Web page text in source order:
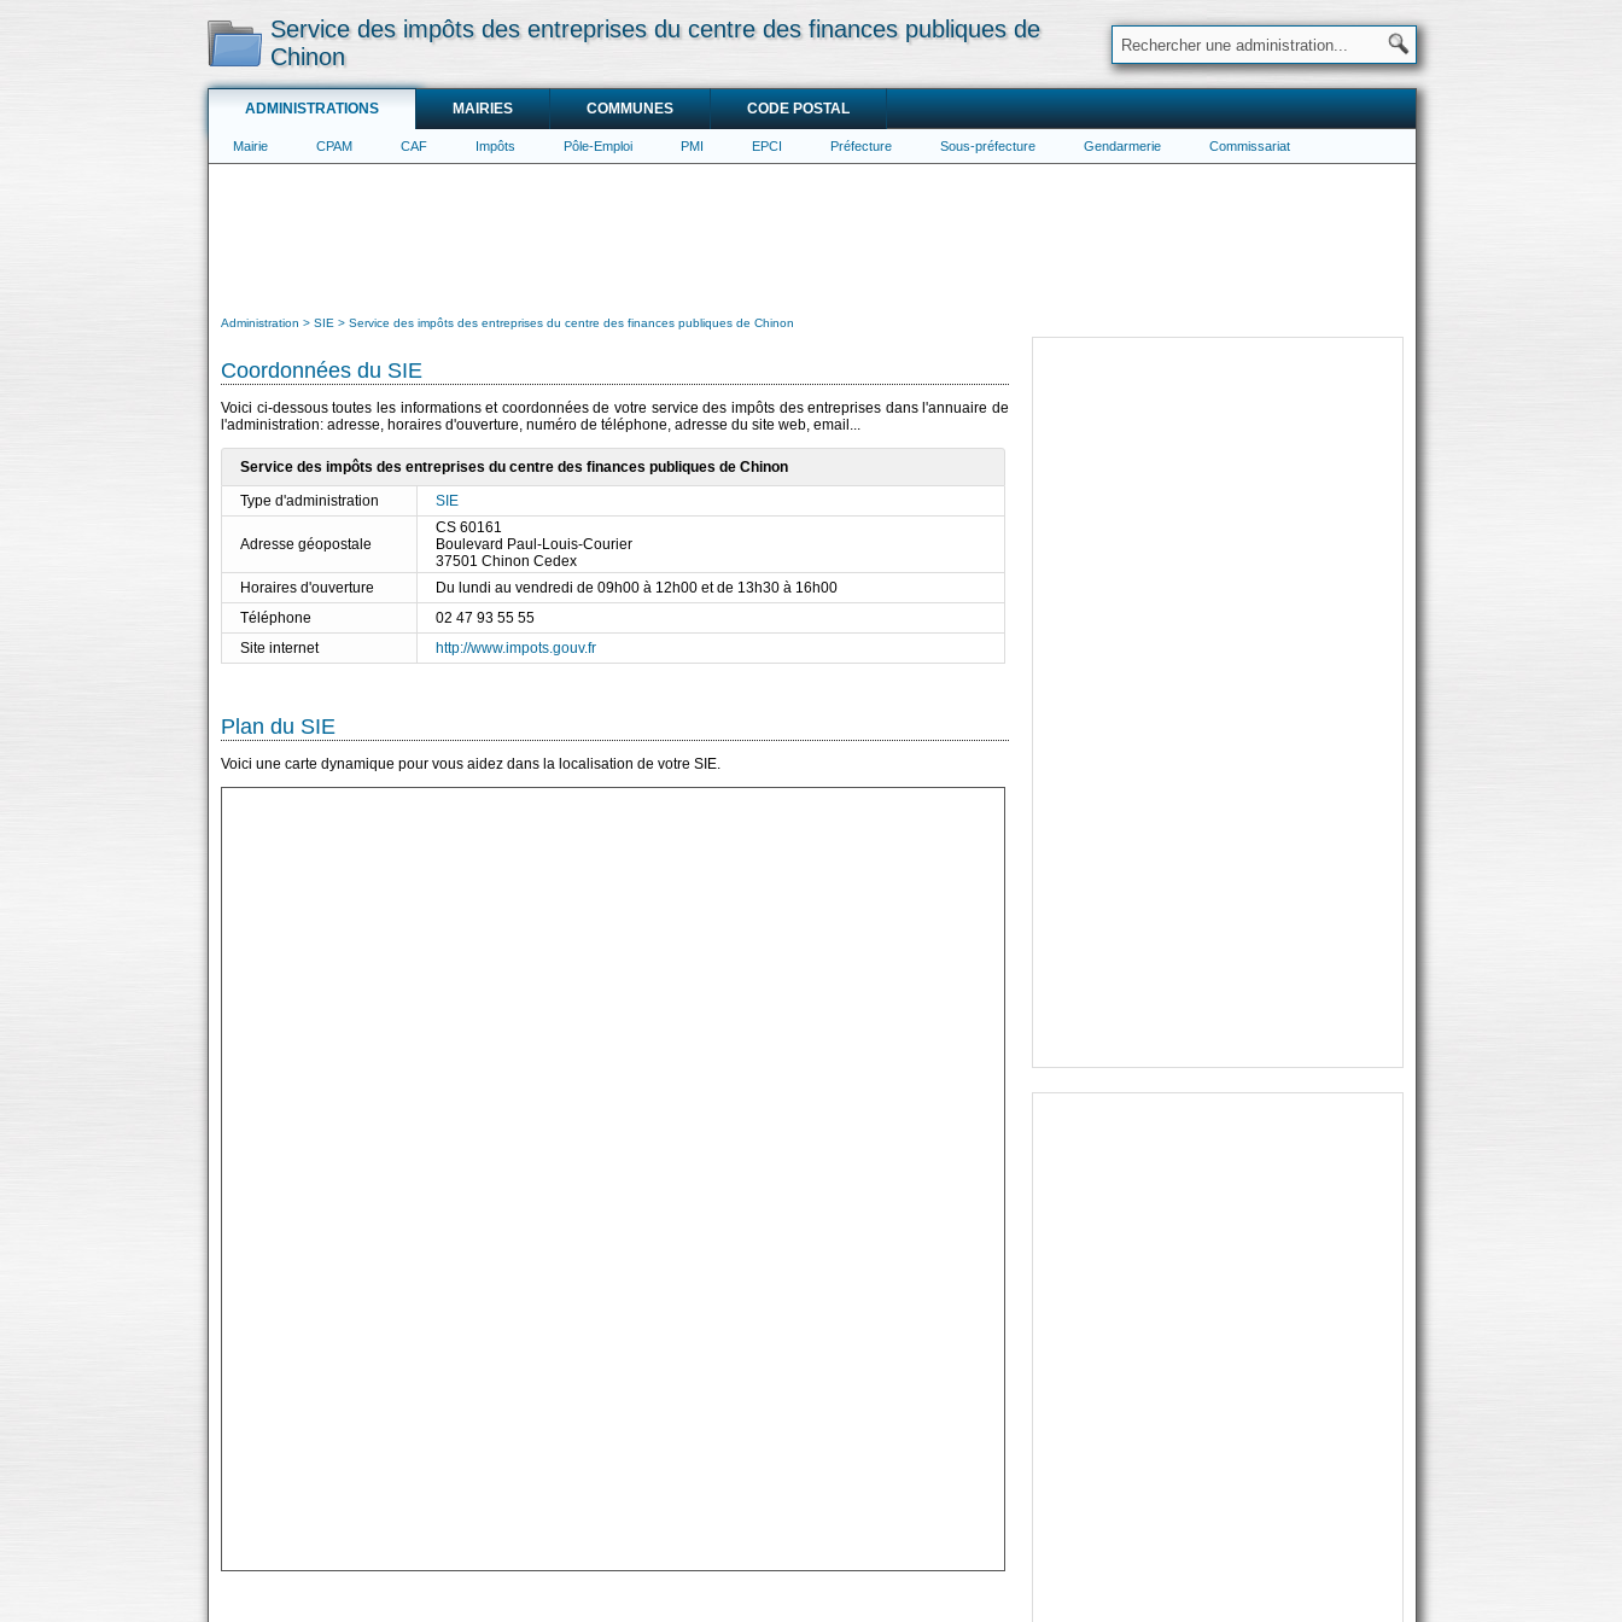
Service des impôts des entreprises du centre des finances publiques de
Chinon
ADMINISTRATIONS MAIRIES COMMUNES CODE POSTAL
Mairie CPAM CAF Impôts Pôle-Emploi PMI EPCI Préfecture Sous-préfecture Gendarmerie Commissariat
Administration SIE Service des impôts des entreprises du centre des finances publiques de Chinon
Coordonnées du SIE
Voici ci-dessous toutes les informations et coordonnées de votre service des impôts des entreprises dans l'annuaire de
l'administration: adresse, horaires d'ouverture, numéro de téléphone, adresse du site web, email...
Service des impôts des entreprises du centre des finances publiques de Chinon
Type d'administration
SIE
Adresse géopostale
CS 60161
Boulevard Paul-Louis-Courier
37501 Chinon Cedex
Horaires d'ouverture
Du lundi au vendredi de 09h00 à 12h00 et de 13h30 à 16h00
Téléphone
02 47 93 55 55
Site internet
http://www.impots.gouv.fr
Plan du SIE
Voici une carte dynamique pour vous aidez dans la localisation de votre SIE.